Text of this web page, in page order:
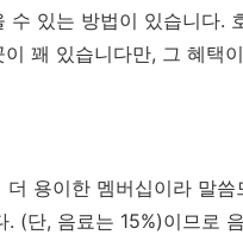
있는 방법이 있습니다.
꽤 있습니다만, 그 혜택
용이한 멤버십이라 말
(단, 음료는 15%)이므로